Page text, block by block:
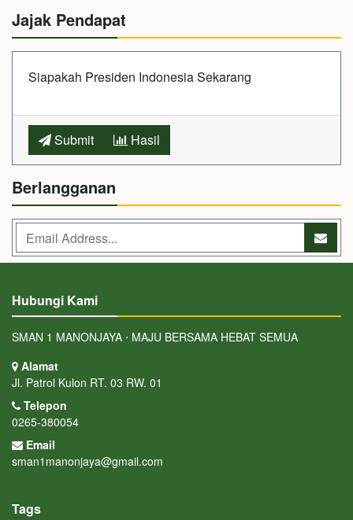
Jajak Pendapat
Siapakah Presiden Indonesia Sekarang
Submit Hasil
Berlangganan
Hubungi Kami
SMAN 1 MANONJAYA ⋅ MAJU BERSAMA HEBAT SEMUA
Alamat
Jl. Patrol Kulon RT. 03 RW. 01
Telepon
0265-380054
Email
sman1manonjaya@gmail.com
Tags